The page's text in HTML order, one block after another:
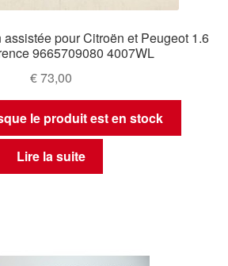
pour Citroën et Peugeot 1.6
9665709080 4007WL
€73,00
le produit est en stock
Lire la suite